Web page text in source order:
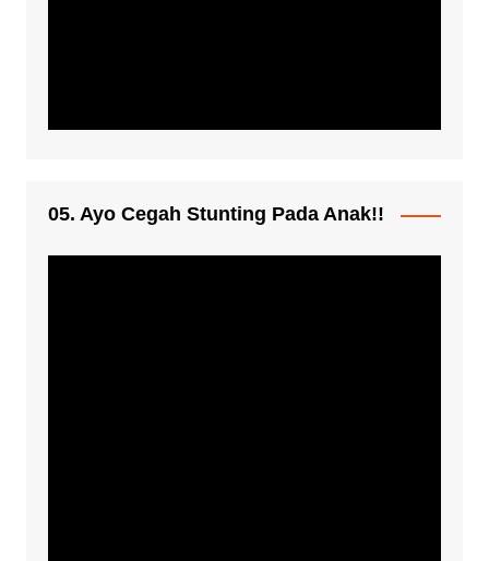
05. Ayo Cegah Stunting Pada Anak!!